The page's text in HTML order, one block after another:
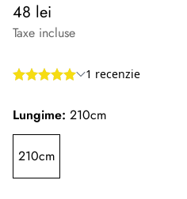
Preț
normal
48 lei
Taxe incluse
Lungime: 210cm
210cm